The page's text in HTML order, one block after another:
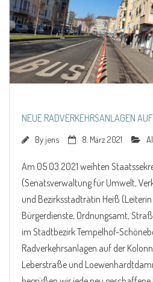
NEUE RADVERKEHRSANLAGEN AUF
By jens 8. März 2021
Am 05.03.2021 weihten
(Senatsverwaltung für Umwelt,
und Bezirksstadträtin Heiß
Bürgerdienste, Ordnungsamt,
im Stadtbezirk Tempelhof-
Radverkehrsanlagen auf der
Leberstraße und